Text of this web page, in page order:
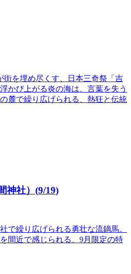
街を埋め尽くす、日本三奇祭「吉
かび上がる炎の海は、言葉を失う
麓で繰り広げられる、熱狂と伝統
神社） (9/19)
で繰り広げられる勇壮な流鏑馬。
間近で感じられる、9月限定の特